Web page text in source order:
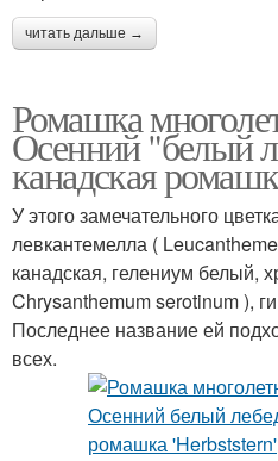
читать дальше →
Ромашка
Осенний "белый
канадская
У этого замечательного
левкантемелла (
канадская, гелениум белый,
Chrysanthemum serotinum ),
Последнее название ей
всех.